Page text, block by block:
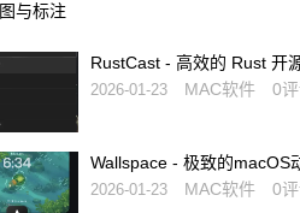
RustCast - 高效的 Rust 开
动工具，Raycast 的免费替
2026-01-23 MAC软件 0
Wallspace - 极致的macOS
软件
2026-01-23 MAC软件 0